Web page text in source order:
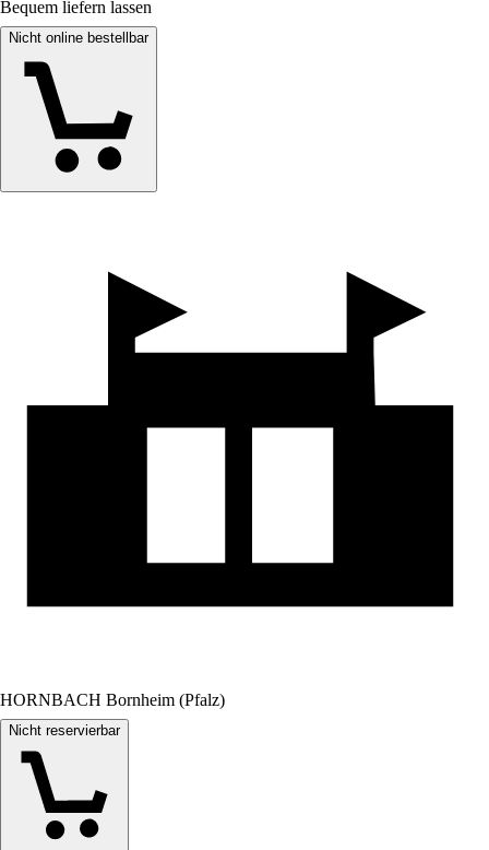
Bequem liefern lassen
Nicht online bestellbar
HORNBACH Bornheim (Pfalz)
Nicht reservierbar